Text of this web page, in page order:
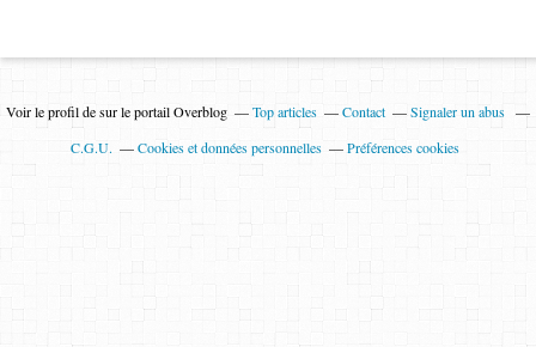
Voir le profil desur le portail Overblog Top articles Contact
Signaler un abus
C.G.U.
Cookies et données personnelles Préférences cookies